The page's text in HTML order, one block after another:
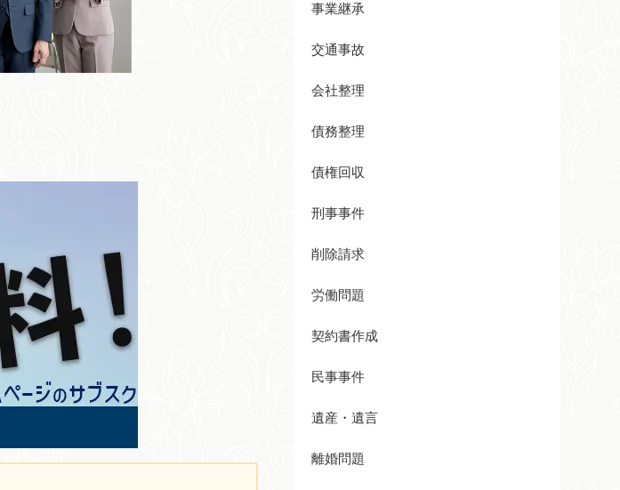
事業継承
交通事故
会社整理
債務整理
債権回収
刑事事件
削除請求
労働問題
契約書作成
民事事件
遺産・遺言
離婚問題